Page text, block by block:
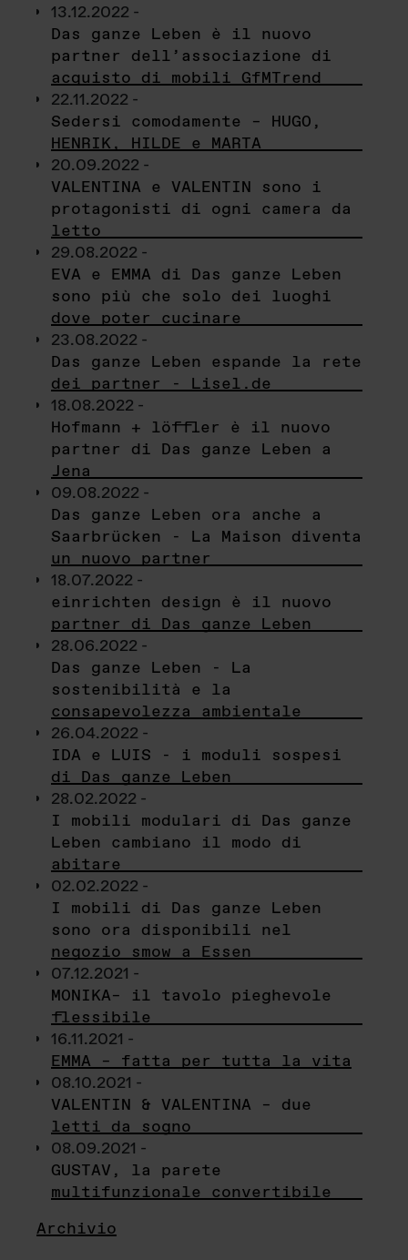
13.12.2022 -
Das ganze Leben è il nuovo
partner dell’associazione di
acquisto di mobili GfMTrend
22.11.2022 -
Sedersi comodamente – HUGO,
HENRIK, HILDE e MARTA
20.09.2022 -
VALENTINA e VALENTIN sono i
protagonisti di ogni camera da
letto
29.08.2022 -
EVA e EMMA di Das ganze Leben
sono più che solo dei luoghi
dove poter cucinare
23.08.2022 -
Das ganze Leben espande la rete
dei partner - Lisel.de
18.08.2022 -
Hofmann + löffler è il nuovo
partner di Das ganze Leben a
Jena
09.08.2022 -
Das ganze Leben ora anche a
Saarbrücken - La Maison diventa
un nuovo partner
18.07.2022 -
einrichten design è il nuovo
partner di Das ganze Leben
28.06.2022 -
Das ganze Leben - La
sostenibilità e la
consapevolezza ambientale
26.04.2022 -
IDA e LUIS - i moduli sospesi
di Das ganze Leben
28.02.2022 -
I mobili modulari di Das ganze
Leben cambiano il modo di
abitare
02.02.2022 -
I mobili di Das ganze Leben
sono ora disponibili nel
negozio smow a Essen
07.12.2021 -
MONIKA– il tavolo pieghevole
flessibile
16.11.2021 -
EMMA – fatta per tutta la vita
08.10.2021 -
VALENTIN & VALENTINA – due
letti da sogno
08.09.2021 -
GUSTAV, la parete
multifunzionale convertibile
Archivio